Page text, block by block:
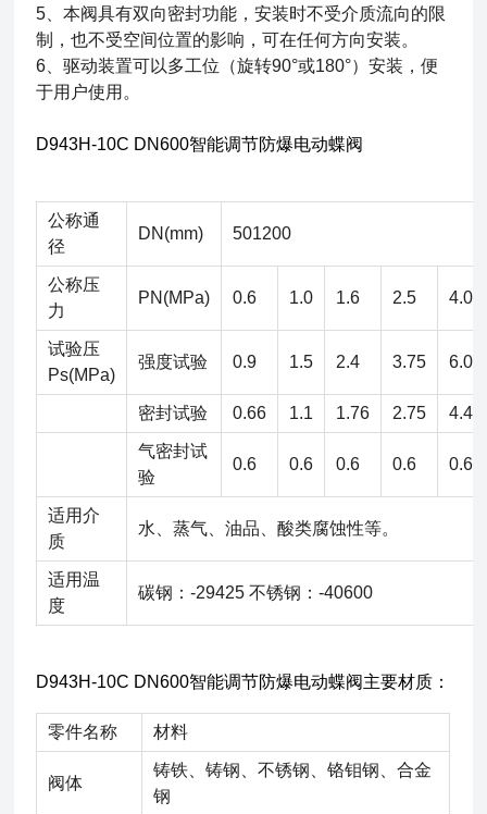
5、本阀具有双向密封功能，安装时不受介质流向的限
制，也不受空间位置的影响，可在任何方向安装。
6、驱动装置可以多工位（旋转90°或180°）安装，便
于用户使用。
D943H-10C DN600智能调节防爆电动蝶阀
公称通
径
DN(mm) 501200
公称压
力
PN(MPa) 0.6 1.0 1.6 2.5 4.0
试验压
Ps(MPa)
强度试验 0.9 1.5 2.4 3.75 6.0
密封试验 0.66 1.1 1.76 2.75 4.4
气密封试
验
0.6 0.6 0.6 0.6 0.6
适用介
质
水、蒸气、油品、酸类腐蚀性等。
适用温
度
碳钢：-29425 不锈钢：-40600
D943H-10C DN600智能调节防爆电动蝶阀主要材质：
零件名称 材料
阀体
铸铁、铸钢、不锈钢、铬钼钢、合金
钢